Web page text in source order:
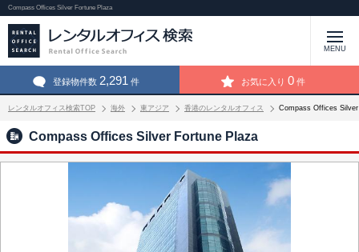
Compass Offices Silver Fortune Plaza
MENU
登録物件数 2,291 件 お気に入り 0 件
レンタルオフィス検索TOP 海外 東アジア 香港のレンタルオフィス Compass Offices
Compass Offices Silver Fortune Plaza